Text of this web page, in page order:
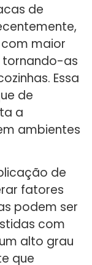
de
maior
tornando-as
Essa
de
a
ambientes
de
fatores
podem ser
com
alto grau
que